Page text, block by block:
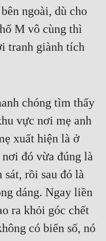
ngoài, dù cho
M vô cùng thì
tranh giành tích
chóng tìm thấy
vực nơi mẹ anh
xuất hiện là ở
đó vừa đúng là
sát, rồi sau đó là
dáng. Ngay liền
ra khỏi góc chết
có biển số, nó